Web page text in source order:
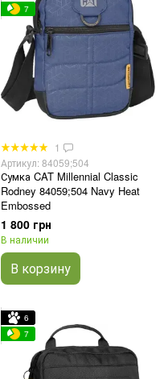
7
1
Артикул: 84059;504
Сумка CAT Millennial Classic
Rodney 84059;504 Navy Heat
Embossed
1 800 грн
В наличии
В корзину
6
7